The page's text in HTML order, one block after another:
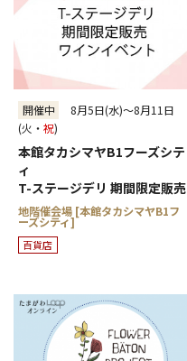
開催中
8月5日(水)～8月11日
(火・ 祝)
本館タカシマヤB1フーズシテ
ィ
T-ステージデリ 期間限定販売
地階催会場 [本館タカシマヤB1フ
ーズシティ]
百貨店